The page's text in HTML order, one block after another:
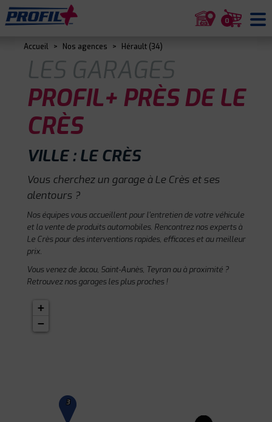
0
Accueil > Nos agences > Hérault (34)
LES GARAGES
PROFIL+ PRÈS DE LE
CRÈS
VILLE : LE CRÈS
Vous cherchez un garage à Le Crès et ses
alentours ?
Nos équipes vous accueillent pour l'entretien de votre véhicule
et la vente de produits automobiles. Rencontrez nos experts à
Le Crès pour des interventions rapides, efficaces et au meilleur
prix.
Vous venez de Jacou, Saint-Aunès, Teyran ou à proximité ?
Retrouvez nos garages les plus proches !
3
+
−